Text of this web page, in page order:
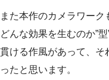
また本作のカメラワー
どんな効果を生むのか”
貫ける作風があって、そ
ったと思います。